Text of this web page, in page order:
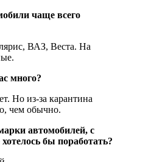
чаще всего
ВАЗ, Веста. На
много?
Но из-за карантина
чем обычно.
автомобилей, с
бы поработать?